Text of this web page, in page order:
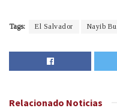
Tags: El Salvador Nayib
Relacionado Noticias